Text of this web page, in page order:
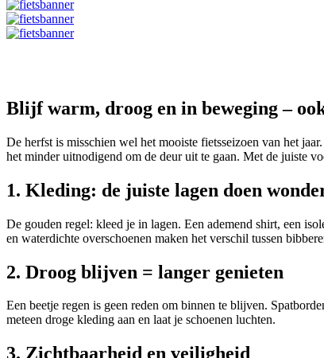
Blijf warm, droog en in beweging –
De herfst is misschien wel het mooiste fietsseizoen van het
het minder uitnodigend om de deur uit te gaan. Met de juiste
1. Kleding: de juiste lagen doen
De gouden regel: kleed je in lagen. Een ademend shirt, een
en waterdichte overschoenen maken het verschil tussen
2. Droog blijven = langer genieten
Een beetje regen is geen reden om binnen te blijven.
meteen droge kleding aan en laat je schoenen luchten.
3. Zichtbaarheid en veiligheid